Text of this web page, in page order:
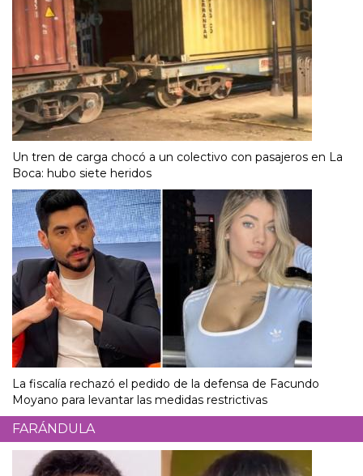
Un tren de carga chocó a un colectivo con pasajeros en La
Boca: hubo siete heridos
La fiscalía rechazó el pedido de la defensa de Facundo
Moyano para levantar las medidas restrictivas
FARÁNDULA